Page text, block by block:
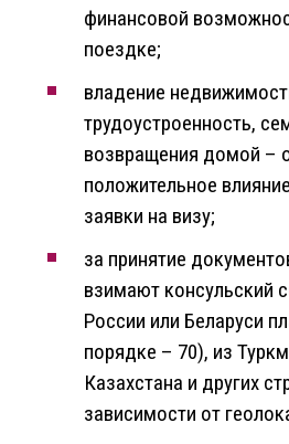
финансовой
поездке;
владение
трудоустроенность,
возвращения домой –
положительное
заявки на визу;
за принятие
взимают консульский
России или Беларуси
порядке – 70), из
Казахстана и других
зависимости от